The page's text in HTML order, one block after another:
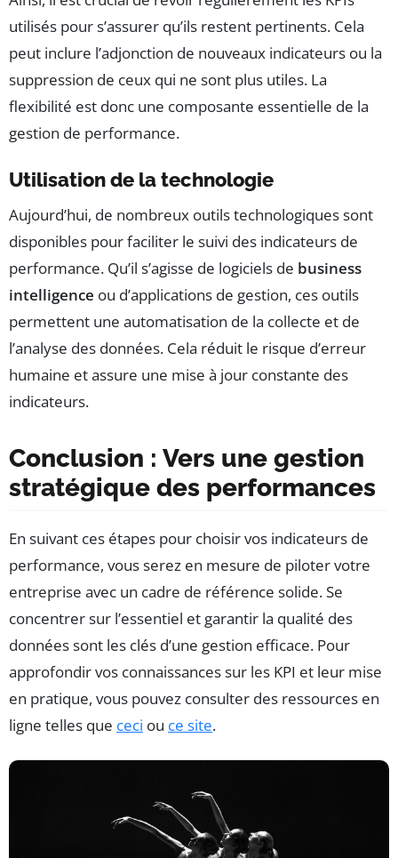
utilisés pour s’assurer qu’ils restent pertinents. Cela
peut inclure l’adjonction de nouveaux indicateurs ou la
suppression de ceux qui ne sont plus utiles. La
flexibilité est donc une composante essentielle de la
gestion de performance.
Utilisation de la technologie
Aujourd’hui, de nombreux outils technologiques sont
disponibles pour faciliter le suivi des indicateurs de
performance. Qu’il s’agisse de logiciels de business
intelligence ou d’applications de gestion, ces outils
permettent une automatisation de la collecte et de
l’analyse des données. Cela réduit le risque d’erreur
humaine et assure une mise à jour constante des
indicateurs.
Conclusion : Vers une gestion
stratégique des performances
En suivant ces étapes pour choisir vos indicateurs de
performance, vous serez en mesure de piloter votre
entreprise avec un cadre de référence solide. Se
concentrer sur l’essentiel et garantir la qualité des
données sont les clés d’une gestion efficace. Pour
approfondir vos connaissances sur les KPI et leur mise
en pratique, vous pouvez consulter des ressources en
ligne telles que ceci ou ce site.